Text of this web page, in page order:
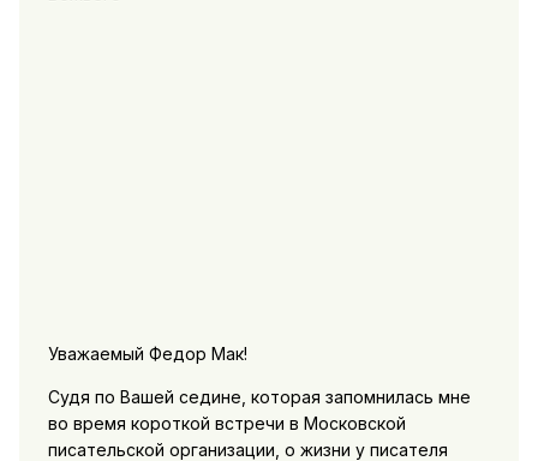
Уважаемый Федор Мак!
Судя по Вашей седине, которая запомнилась мне
во время короткой встречи в Московской
писательской организации, о жизни у писателя